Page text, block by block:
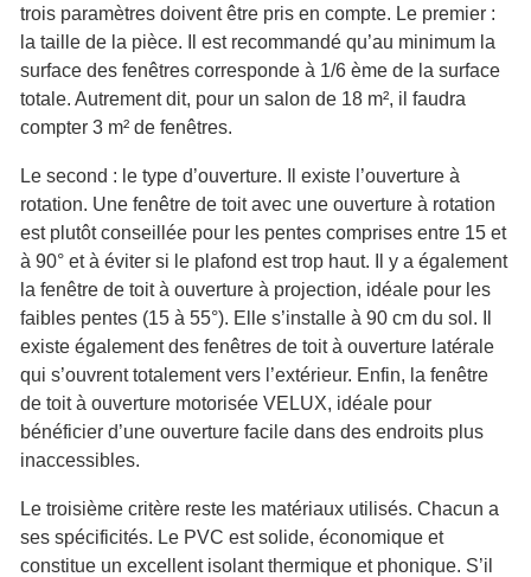
trois paramètres doivent être pris en compte. Le premier :
la taille de la pièce. Il est recommandé qu’au minimum la
surface des fenêtres corresponde à 1/6 ème de la surface
totale. Autrement dit, pour un salon de 18 m², il faudra
compter 3 m² de fenêtres.
Le second : le type d’ouverture. Il existe l’ouverture à
rotation. Une fenêtre de toit avec une ouverture à rotation
est plutôt conseillée pour les pentes comprises entre 15 et
à 90° et à éviter si le plafond est trop haut. Il y a également
la fenêtre de toit à ouverture à projection, idéale pour les
faibles pentes (15 à 55°). Elle s’installe à 90 cm du sol. Il
existe également des fenêtres de toit à ouverture latérale
qui s’ouvrent totalement vers l’extérieur. Enfin, la fenêtre
de toit à ouverture motorisée VELUX, idéale pour
bénéficier d’une ouverture facile dans des endroits plus
inaccessibles.
Le troisième critère reste les matériaux utilisés. Chacun a
ses spécificités. Le PVC est solide, économique et
constitue un excellent isolant thermique et phonique. S’il